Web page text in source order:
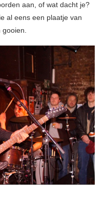
aan, of wat dacht je?
al eens een plaatje van
gooien.